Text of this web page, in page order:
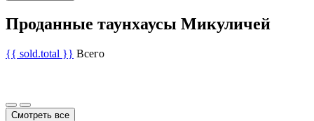
Проданные таунхаусы Микуличей
{{ sold.total }} Всего
Смотреть все